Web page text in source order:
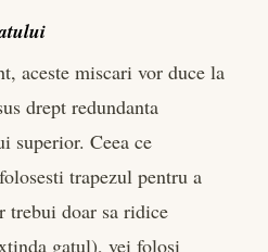
aceste miscari vor duce la
drept redundanta
superior. Ceea ce
trapezul pentru a
trebui doar sa ridice
gatul), vei folosi